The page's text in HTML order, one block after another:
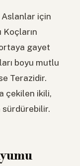
Aslanlar için
Koçların
gayet
boyu mutlu
Terazidir.
çekilen ikili,